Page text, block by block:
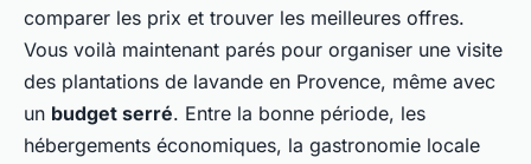
comparer les prix et trouver les meilleures offres.
Vous voilà maintenant parés pour organiser une visite
des plantations de lavande en Provence, même avec
un budget serré. Entre la bonne période, les
hébergements économiques, la gastronomie locale